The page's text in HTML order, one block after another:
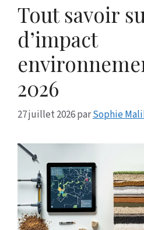
Tout savoir
d’impact
2026
27 juillet 2026parSophie